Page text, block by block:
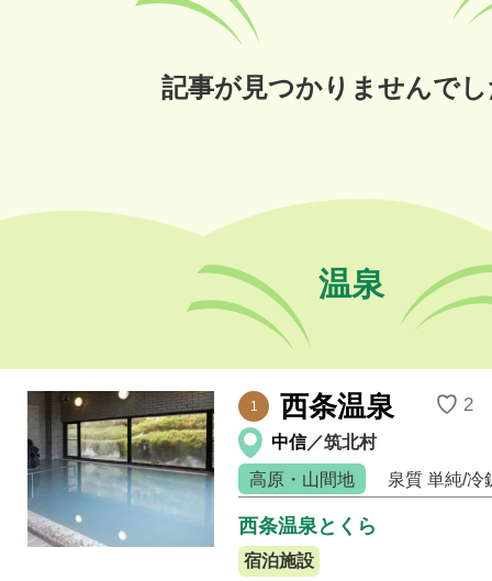
記事が見つかりませんで
温泉
1 西条温泉 ♡ 2
中信／筑北村
高原・山間地
泉質単純/冷
西条温泉とくら
宿泊施設